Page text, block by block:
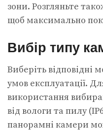
зони. Розгляньте
щоб максимально
Вибір типу
Виберіть відповідні
умов експлуатації.
використання
від вологи та пилу
панорамні камери